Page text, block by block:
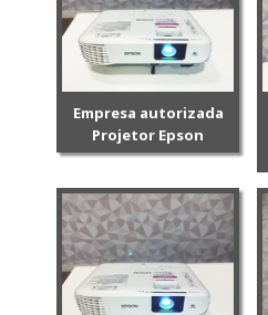
Empresa autorizada
Projetor Epson